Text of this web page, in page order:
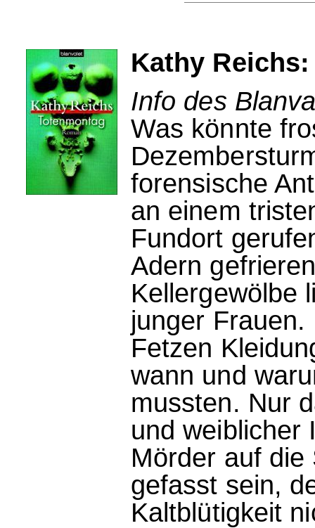
Kathy
Info des
Was könnte
forensische
an einem
Fundort
Adern
Kellergewölbe
junger
Fetzen
wann und
mussten. Nur
und weiblicher
Mörder auf die
gefasst sein,
Kaltblütigkeit